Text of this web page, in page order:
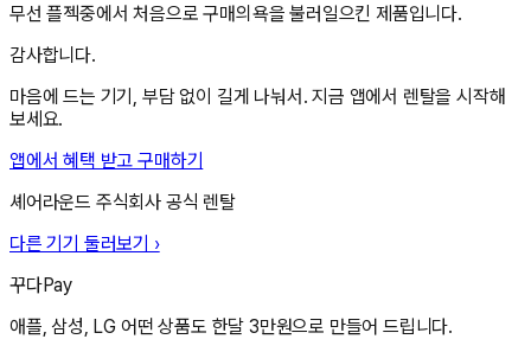
무선 플젝중에서 처음으로 구매의욕을 불러일으킨 제품입니다.
감사합니다.
마음에 드는 기기, 부담 없이 길게 나눠서. 지금 앱에서 렌탈을 시작해
보세요.
앱에서 혜택 받고 구매하기
셰어라운드 주식회사 공식 렌탈
다른 기기 둘러보기 ›
꾸다Pay
애플, 삼성, LG 어떤 상품도 한달 3만원으로 만들어 드립니다.